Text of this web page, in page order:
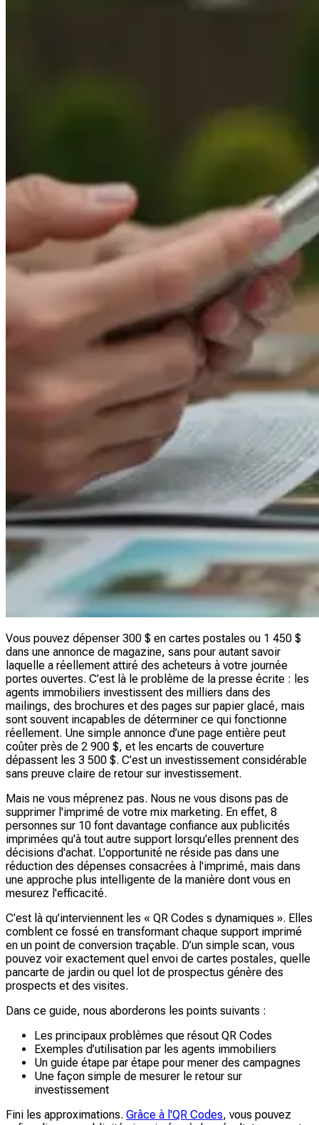
Vous pouvez dépenser 300 $ en cartes postales ou 1 450 $
dans une annonce de magazine, sans pour autant savoir
laquelle a réellement attiré des acheteurs à votre journée
portes ouvertes. C’est là le problème de la presse écrite : les
agents immobiliers investissent des milliers dans des
mailings, des brochures et des pages sur papier glacé, mais
sont souvent incapables de déterminer ce qui fonctionne
réellement. Une simple annonce d’une page entière peut
coûter près de 2 900 $, et les encarts de couverture
dépassent les 3 500 $. C’est un investissement considérable
sans preuve claire de retour sur investissement.
Mais ne vous méprenez pas. Nous ne vous disons pas de
supprimer l'imprimé de votre mix marketing. En effet, 8
personnes sur 10 font davantage confiance aux publicités
imprimées qu'à tout autre support lorsqu'elles prennent des
décisions d'achat. L'opportunité ne réside pas dans une
réduction des dépenses consacrées à l'imprimé, mais dans
une approche plus intelligente de la manière dont vous en
mesurez l'efficacité.
C’est là qu’interviennent les « QR Codes s dynamiques ». Elles
comblent ce fossé en transformant chaque support imprimé
en un point de conversion traçable. D’un simple scan, vous
pouvez voir exactement quel envoi de cartes postales, quelle
pancarte de jardin ou quel lot de prospectus génère des
prospects et des visites.
Dans ce guide, nous aborderons les points suivants :
Les principaux problèmes que résout QR Codes
Exemples d’utilisation par les agents immobiliers
Un guide étape par étape pour mener des campagnes
Une façon simple de mesurer le retour sur
investissement
Fini les approximations. Grâce à l'QR Codes, vous pouvez